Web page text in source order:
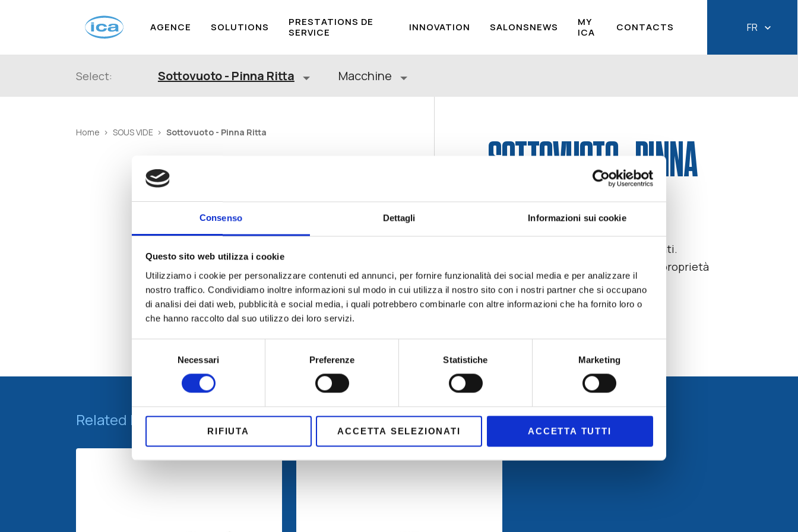
Consenso Dettagli Informazioni sui cookie
Questo sito web utilizza i cookie
Utilizziamo i cookie per personalizzare contenuti ed annunci, per fornire funzionalità dei social media e per analizzare il
nostro traffico. Condividiamo inoltre informazioni sul modo in cui utilizza il nostro sito con i nostri partner che si occupano
di analisi dei dati web, pubblicità e social media, i quali potrebbero combinarle con altre informazioni che ha fornito loro o
che hanno raccolto dal suo utilizzo dei loro servizi.
consenso
Necessari Preferenze Statistiche Marketing
RIFIUTA ACCETTA SELEZIONATI ACCETTA TUTTI
AGENCE SOLUTIONS
PRESTATIONS DE
SERVICE
INNOVATION SALONSNEWS
MY
ICA
CONTACTS FR
Select: Sottovuoto - Pinna Ritta Macchine
SOTTOVUOTO - PINNA
RITTA
Preserva la freschezza degli alimenti.
Conserva il profumo, il sapore e le proprietà
più a lungo.
Home SOUS VIDE Sottovuoto - Pinna Ritta
Related Machines